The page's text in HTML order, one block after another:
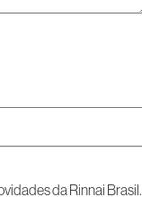
da Rinnai Brasil.